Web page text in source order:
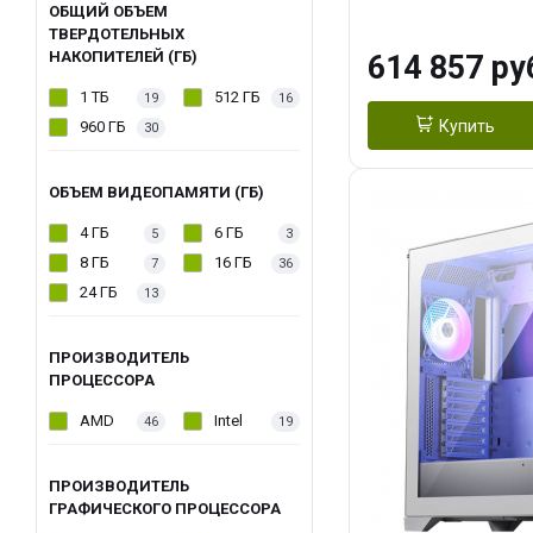
ОБЩИЙ ОБЪЕМ
ТВЕРДОТЕЛЬНЫХ
НАКОПИТЕЛЕЙ (ГБ)
1 ТБ 19 512 ГБ 16
960 ГБ 30
ОБЪЕМ ВИДЕОПАМЯТИ (ГБ)
4 ГБ 5 6 ГБ 3
8 ГБ 7 16 ГБ 36
24 ГБ 13
ПРОИЗВОДИТЕЛЬ
ПРОЦЕССОРА
AMD 46 Intel 19
ПРОИЗВОДИТЕЛЬ
ГРАФИЧЕСКОГО ПРОЦЕССОРА
Turbo/ 1 ТБ
614 857
Купить